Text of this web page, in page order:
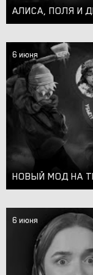
АЛИСА, ПОЛЯ И
6 июня
НОВЫЙ МОД НА
6 июня